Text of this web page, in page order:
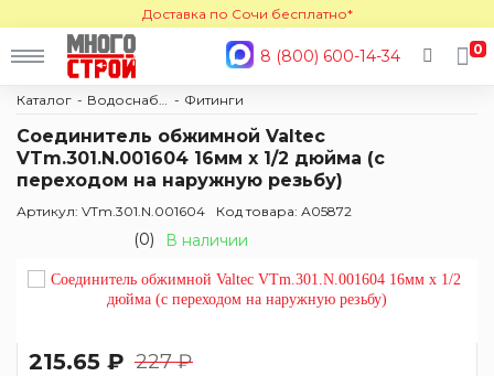
Доставка по Сочи бесплатно*
8 (800) 600-14-34 0
Каталог Фитинги
Соединитель обжимной Valtec
VTm.301.N.001604 16мм х 1/2 дюйма (с
переходом на наружную резьбу)
Артикул: VTm.301.N.001604 Код товара: А05872
(0) В наличии
215.65 ₽ 227 ₽